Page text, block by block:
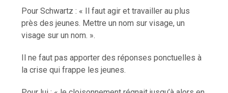
Pour Schwartz : « Il faut agir et travailler au plus
près des jeunes. Mettre un nom sur visage, un
visage sur un nom. ».
Il ne faut pas apporter des réponses ponctuelles à
la crise qui frappe les jeunes.